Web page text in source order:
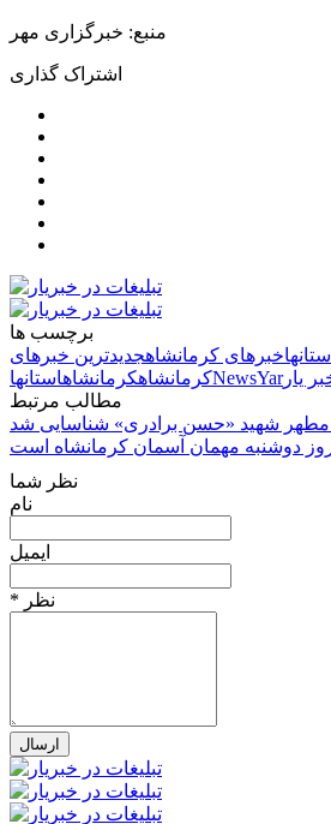
منبع: خبرگزاری مهر
اشتراک گذاری
برچسب ها
خبرهای کرمانشاهجدیدترین خبرهای
کرمانشاهکرمانشاهاستانها NewsYarیار
مطالب مرتبط
مطهر شهید «حسن برادری» شناسایی شد
روز دوشنبه مهمان آسمان کرمانشاه است
نظر شما
نام
ایمیل
* نظر